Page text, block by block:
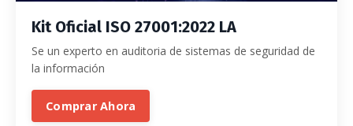
Kit Oficial ISO 27001:2022 LA
Se un experto en auditoria de sistemas de seguridad de
la información
Comprar Ahora